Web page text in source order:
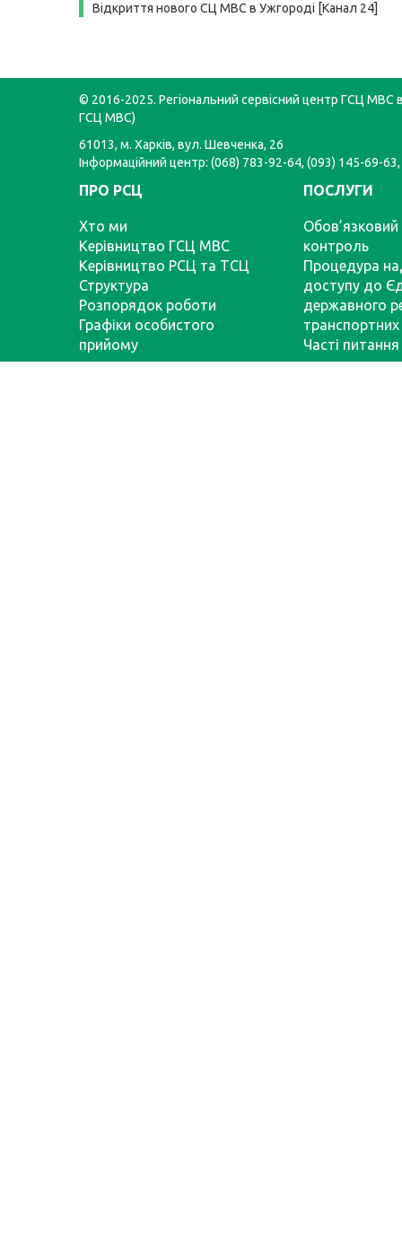
Відкриття нового СЦ МВС в Ужгороді [Канал 24]
© 2016-2025. Регіональний сервісний центр ГСЦ МВС в
ГСЦ МВС)
61013, м. Харків, вул. Шевченка, 26
Інформаційний центр: (068) 783-92-64, (093) 145-69-
ПРО РСЦ
Хто ми
Керівництво ГСЦ МВС
Керівництво РСЦ та ТСЦ
Структура
Розпорядок роботи
Графіки особистого
прийому
ПОСЛУГИ
Обов’язковий
контроль
Процедура
доступу до
державного
транспортних
Часті питання